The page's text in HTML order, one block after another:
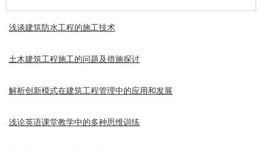
浅谈建筑防水工程的施工技术
土木建筑工程施工的问题及措施探讨
解析创新模式在建筑工程管理中的应用和发展
浅论英语课堂教学中的多种思维训练